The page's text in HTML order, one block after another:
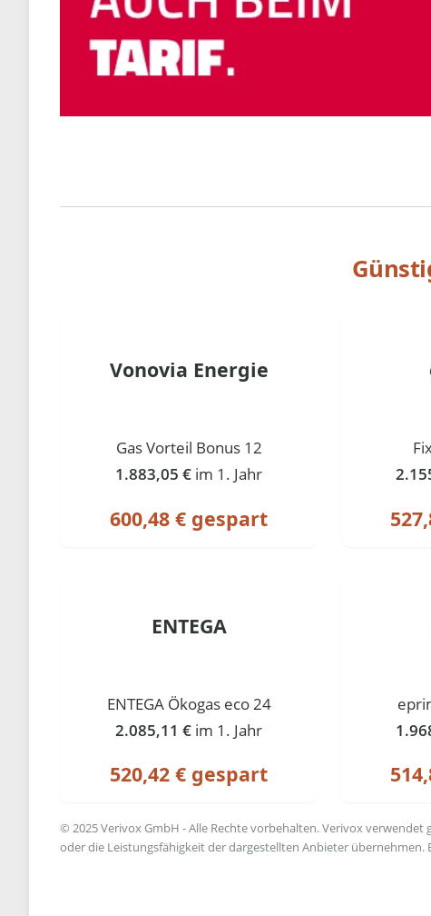
Vonovia Energie
Gas Vorteil Bonus 12
1.883,05 € im 1. Jahr
600,48 € gespart
ENTEGA
ENTEGA Ökogas eco 24
2.085,11 € im 1. Jahr
520,42 € gespart
© 2025 Verivox GmbH - Alle Rechte vorbehalten. Verivox
oder die Leistungsfähigkeit der dargestellten Anbieter übernehmen.